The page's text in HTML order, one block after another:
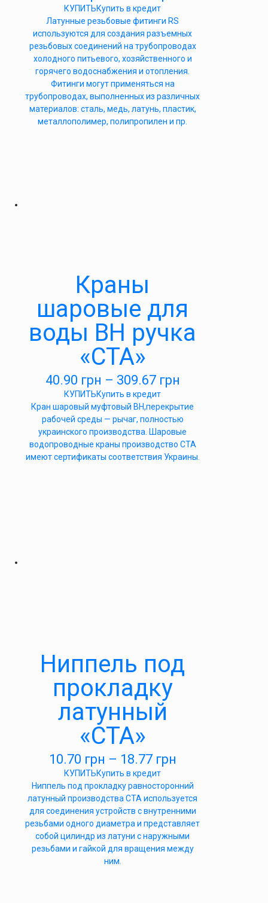
КУПИТЬКупить в кредит
Латунные резьбовые фитинги RS
используются для создания разъемных
резьбовых соединений на трубопроводах
холодного питьевого, хозяйственного и
горячего водоснабжения и отопления.
Фитинги могут применяться на
трубопроводах, выполненных из различных
материалов: сталь, медь, латунь, пластик,
металлополимер, полипропилен и пр.
Краны
шаровые для
воды ВН ручка
«СТА»
40.90 грн – 309.67 грн
КУПИТЬКупить в кредит
Кран шаровый муфтовый ВН,перекрытие
рабочей среды — рычаг, полностью
украинского производства. Шаровые
водопроводные краны производство СТА
имеют сертификаты соответствия Украины.
Ниппель под
прокладку
латунный
«СТА»
10.70 грн – 18.77 грн
КУПИТЬКупить в кредит
Ниппель под прокладку равносторонний
латунный производства СТА используется
для соединения устройств с внутренними
резьбами одного диаметра и представляет
собой цилиндр из латуни с наружными
резьбами и гайкой для вращения между
ним.